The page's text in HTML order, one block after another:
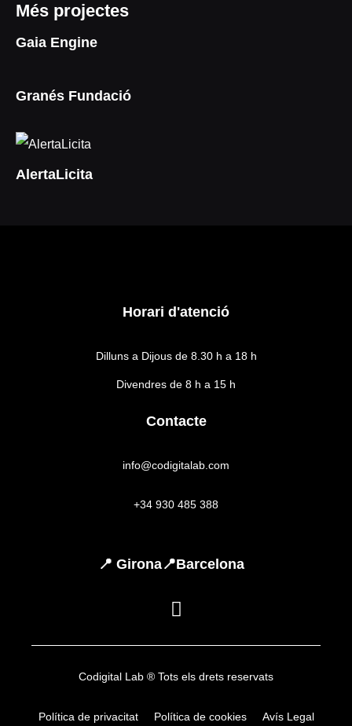
Més projectes
Gaia Engine
Granés Fundació
AlertaLicita
Horari d'atenció
Dilluns a Dijous de 8.30 h a 18 h
Divendres de 8 h a 15 h
Contacte
info@codigitalab.com
+34 930 485 388
📍 Girona📍Barcelona
Codigital Lab ® Tots els drets reservats
Política de privacitat Política de cookies Avís Legal